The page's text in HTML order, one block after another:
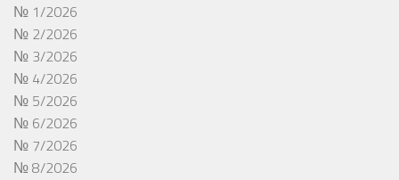
№ 1/2026
№ 2/2026
№ 3/2026
№ 4/2026
№ 5/2026
№ 6/2026
№ 7/2026
№ 8/2026